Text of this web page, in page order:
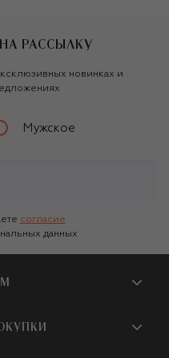
РАССЫЛКУ
новинках и
Мужское
согласие
данных